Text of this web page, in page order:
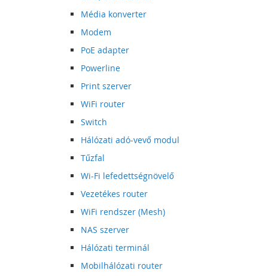
Média konverter
Modem
PoE adapter
Powerline
Print szerver
WiFi router
Switch
Hálózati adó-vevő modul
Tűzfal
Wi-Fi lefedettségnövelő
Vezetékes router
WiFi rendszer (Mesh)
NAS szerver
Hálózati terminál
Mobilhálózati router